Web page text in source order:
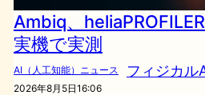
Ambiq、
実機で実測
AI（人工知能）ニュース フィジカル
2026年8月5日16:06